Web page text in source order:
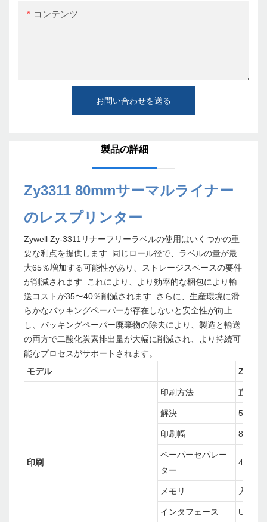
コンテンツ
お問い合わせを送る
製品の詳細
Zy3311 80mmサーマルライナー
のレスプリンター
Zywell Zy-3311リナーフリーラベルの使用はいくつかの重
要な利点を提供します 同じロール径で、ラベルの量が最
大65％増加する可能性があり、ストレージスペースの要件
が削減されます これにより、より効率的な梱包により輸
送コストが35〜40％削減されます さらに、生産環境に滑
らかなバッキングペーパーが存在しないと安全性が向上
し、バッキングペーパー廃棄物の除去により、製造と輸送
の両方で二酸化炭素排出量が大幅に削減され、より持続可
能なプロセスがサポートされます。
モデル
ZY-
印刷
印刷方法 直接サ
解決 576ド
印刷幅 80mm
ペーパーセパレー
ター
40mm/
メモリ 入力バ
インタフェース